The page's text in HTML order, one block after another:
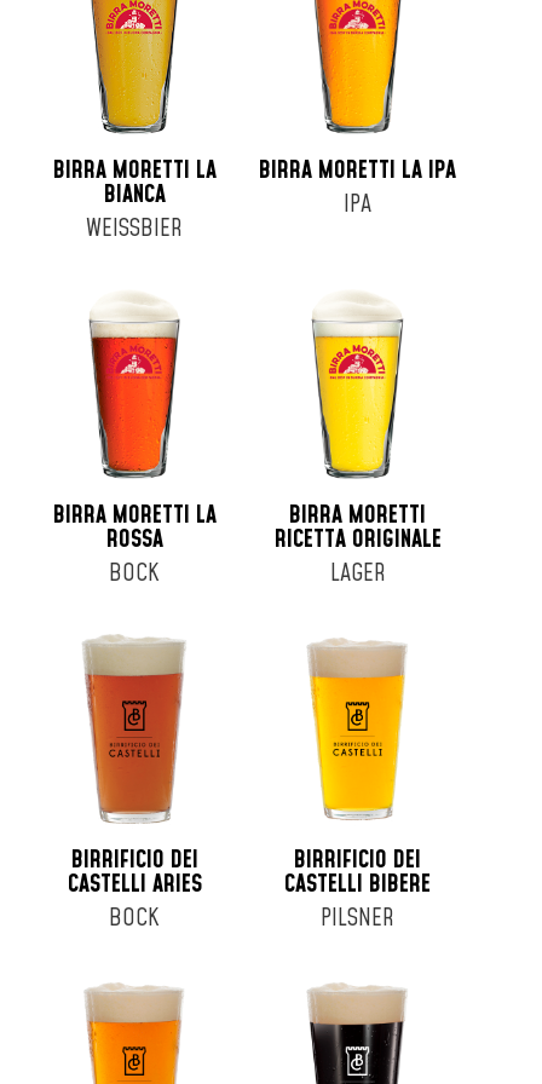
Fusto 19lt
Fusto 20lt
Fusto 24lt
Fusto 25lt
Fusto 30lt
Fusto 6lt
Fusto 8lt
Lattina 35cl
Lattina 44cl
Lattina 50cl
Lattina 52cl
BIRRA MORETTI LA
BIANCA
WEISSBIER
BIRRA MORETTI LA IPA
IPA
BIRRA MORETTI LA
ROSSA
BOCK
BIRRA MORETTI
RICETTA ORIGINALE
LAGER
BIRRIFICIO DEI
CASTELLI ARIES
BOCK
BIRRIFICIO DEI
CASTELLI BIBERE
PILSNER